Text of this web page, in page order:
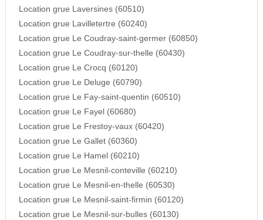
Location grue Laversines (60510)
Location grue Lavilletertre (60240)
Location grue Le Coudray-saint-germer (60850)
Location grue Le Coudray-sur-thelle (60430)
Location grue Le Crocq (60120)
Location grue Le Deluge (60790)
Location grue Le Fay-saint-quentin (60510)
Location grue Le Fayel (60680)
Location grue Le Frestoy-vaux (60420)
Location grue Le Gallet (60360)
Location grue Le Hamel (60210)
Location grue Le Mesnil-conteville (60210)
Location grue Le Mesnil-en-thelle (60530)
Location grue Le Mesnil-saint-firmin (60120)
Location grue Le Mesnil-sur-bulles (60130)